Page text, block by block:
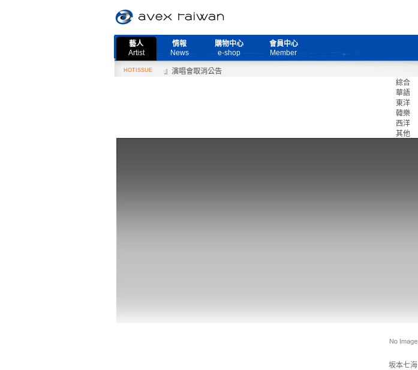
藝人
Artist
情報
News
購物中心
e-shop
會員中心
Member
HOTISSUE
2月27日『Need More Live』演唱會取消公告
綜合
華語
東洋
韓樂
西洋
其他
坂本七海